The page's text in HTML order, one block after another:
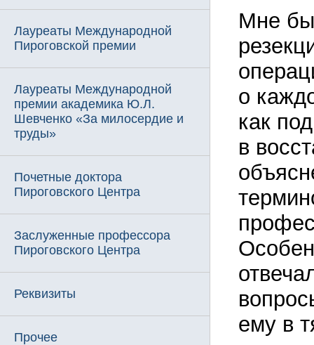
Лауреаты Международной
Пироговской премии
Лауреаты Международной
премии академика Ю.Л.
Шевченко «За милосердие и
труды»
Почетные доктора
Пироговского Центра
Заслуженные профессора
Пироговского Центра
Реквизиты
Прочее
Мне
о
как
в
ему в